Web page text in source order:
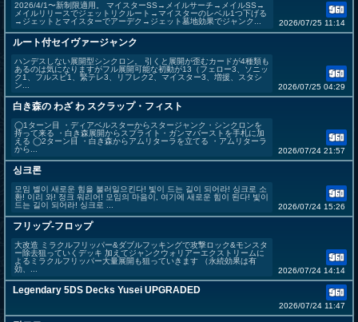
2026/4/1〜新制限適用。 マイスターSS→メイルサーチ→メイルSS→
メイルリリースでジェットリクルート→マイスターのレベル1つ下げる
→ジェットとマイスターでアーデク→ジェット墓地効果でジャンク...
2026/07/25 11:14
ルート付セイヴァージャンク
ハンデスしない展開型シンクロン。 引くと展開が歪むカードが4種類も
あるのは気になりますがフル展開可能な初動が13（フェロー3、ソニッ
ク1、フルスピ1、緊テレ3、リフレク2、マイスター3、増援、スタシ
ン...
2026/07/25 04:29
白き森の わざ わ スクラップ・フィスト
◯1ターン目 ・ディアベルスターからスタージャンク・シンクロンを
持って来る ・白き森展開からスプライト・ガンマバーストを手札に加
える ◯2ターン目 ・白き森からアムリターラを立てる ・アムリターラ
から...
2026/07/24 21:57
싱크론
모임 별이 새로운 힘을 불러일으킨다! 빛이 드는 길이 되어라! 싱크로 소
환! 이리 와! 정크 워리어! 모임의 마음이, 여기에 새로운 힘이 된다! 빛이
드는 길이 되어라! 싱크로 ...
2026/07/24 15:26
フリップ-フロップ
大改造 ミラクルフリッパー&ダブルフッキングで攻撃ロック&モンスタ
ー除去狙っていくデッキ 加えてジャンクウォリアーエクストリームに
よるミラクルフリッパー大量展開も狙っていきます （永続効果は有
効、...
2026/07/24 14:14
Legendary 5DS Decks Yusei UPGRADED
2026/07/24 11:47